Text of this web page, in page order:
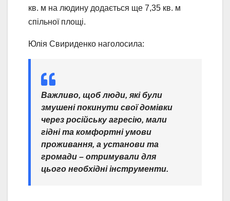
кв. м на людину додається ще 7,35 кв. м
спільної площі.
Юлія Свириденко наголосила:
Важливо, щоб люди, які були
змушені покинути свої домівки
через російську агресію, мали
гідні та комфортні умови
проживання, а установи та
громади – отримували для
цього необхідні інструменти.